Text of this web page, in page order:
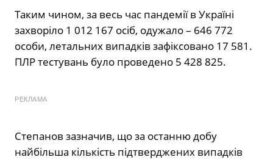
Таким чином, за весь час пандемії в Україні
захворіло 1 012 167 осіб, одужало – 646 772
особи, летальних випадків зафіксовано 17 581.
ПЛР тестувань було проведено 5 428 825.
РЕКЛАМА
Степанов зазначив, що за останню добу
найбільша кількість підтверджених випадків